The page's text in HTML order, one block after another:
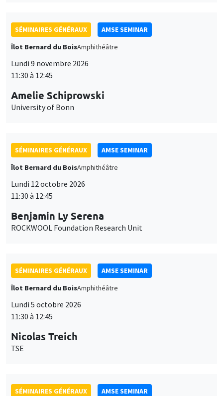
SÉMINAIRES GÉNÉRAUX
AMSE SEMINAR
Îlot Bernard du BoisAmphithéâtre
Lundi 9 novembre 2026
11:30 à 12:45
Amelie Schiprowski
University of Bonn
SÉMINAIRES GÉNÉRAUX
AMSE SEMINAR
Îlot Bernard du BoisAmphithéâtre
Lundi 12 octobre 2026
11:30 à 12:45
Benjamin Ly Serena
ROCKWOOL Foundation Research Unit
SÉMINAIRES GÉNÉRAUX
AMSE SEMINAR
Îlot Bernard du BoisAmphithéâtre
Lundi 5 octobre 2026
11:30 à 12:45
Nicolas Treich
TSE
SÉMINAIRES GÉNÉRAUX
AMSE SEMINAR